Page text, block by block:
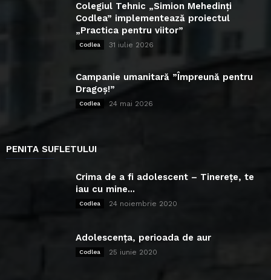
Colegiul Tehnic „Simion Mehedinți
Codlea” implementează proiectul
„Practica pentru viitor”
Codlea 31 iulie 2026
Campanie umanitară ”Împreună pentru
Dragoș!”
Codlea 24 mai 2026
PENITA SUFLETULUI
Crima de a fi adolescent – Tinerețe, te
iau cu mine...
Codlea 24 noiembrie 2020
Adolescența, perioada de aur
Codlea 25 iunie 2020